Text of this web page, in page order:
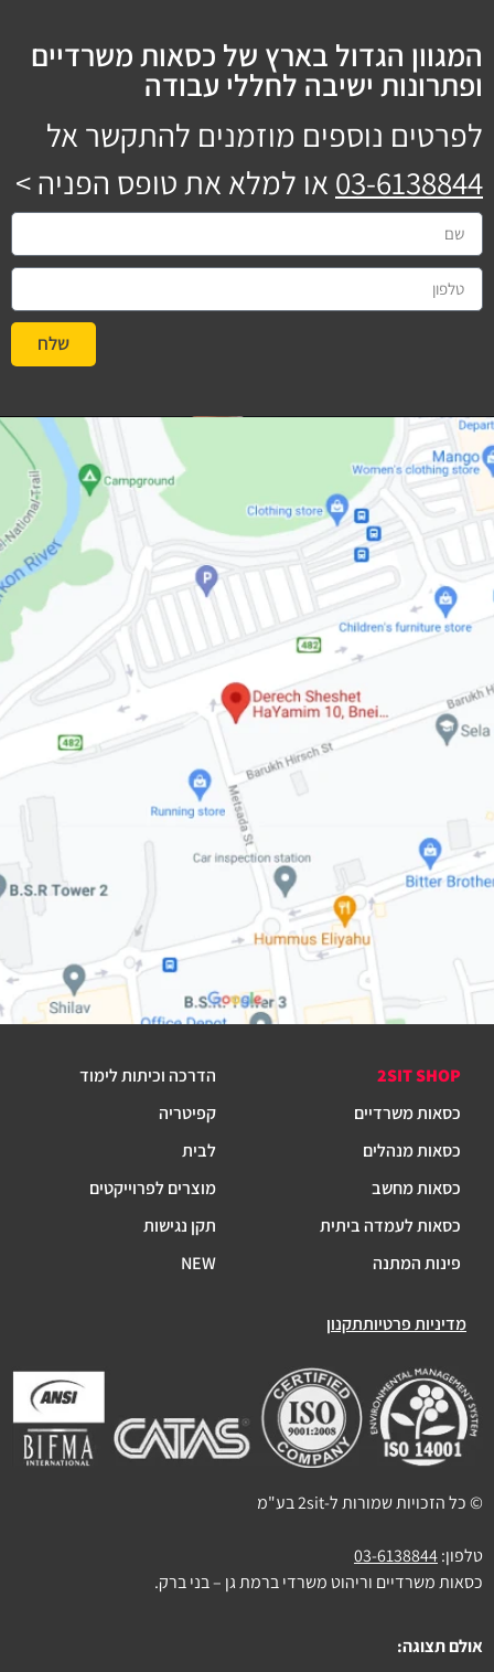
המגוון הגדול בארץ של כסאות משרדיים
ופתרונות ישיבה לחללי עבודה
לפרטים נוספים מוזמנים להתקשר אל
03-6138844 או למלא את טופס הפניה >
שלח
2SIT SHOP
כסאות משרדיים
כסאות מנהלים
כסאות מחשב
כסאות לעמדה ביתית
פינות המתנה
הדרכה וכיתות לימוד
קפיטריה
לבית
מוצרים לפרוייקטים
תקן נגישות
NEW
מדיניות פרטיותתקנון
© כל הזכויות שמורות ל-2sit בע"מ
טלפון:03-6138844
כסאות משרדיים וריהוט משרדי ברמת גן – בני ברק.
אולם תצוגה: